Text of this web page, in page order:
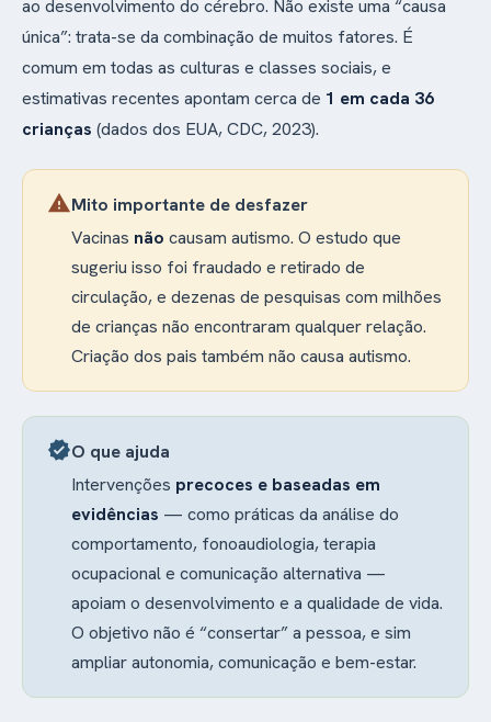
ao desenvolvimento do cérebro. Não existe uma “causa
única”: trata-se da combinação de muitos fatores. É
comum em todas as culturas e classes sociais, e
estimativas recentes apontam cerca de 1 em cada 36
crianças (dados dos EUA, CDC, 2023).
warningMito importante de desfazer
Vacinas não causam autismo. O estudo que
sugeriu isso foi fraudado e retirado de
circulação, e dezenas de pesquisas com milhões
de crianças não encontraram qualquer relação.
Criação dos pais também não causa autismo.
verifiedO que ajuda
Intervenções precoces e baseadas em
evidências — como práticas da análise do
comportamento, fonoaudiologia, terapia
ocupacional e comunicação alternativa —
apoiam o desenvolvimento e a qualidade de vida.
O objetivo não é “consertar” a pessoa, e sim
ampliar autonomia, comunicação e bem-estar.